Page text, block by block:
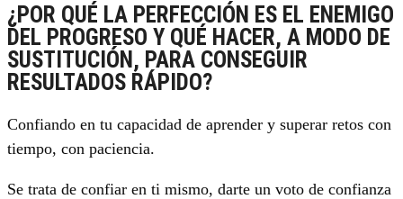
¿POR QUÉ LA PERFECCIÓN ES EL ENEMIGO
DEL PROGRESO Y QUÉ HACER, A MODO DE
SUSTITUCIÓN, PARA CONSEGUIR
RESULTADOS RÁPIDO?
Confiando en tu capacidad de aprender y superar retos con
tiempo, con paciencia.
Se trata de confiar en ti mismo, darte un voto de confianza